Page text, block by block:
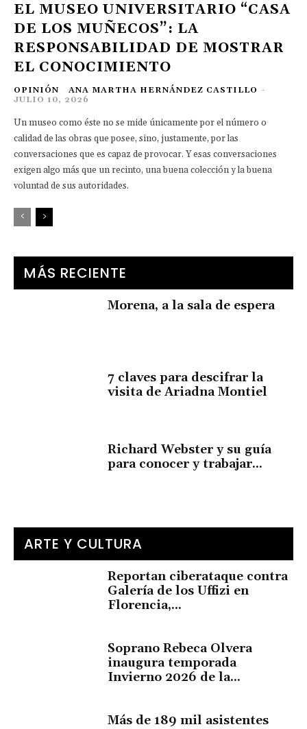
EL MUSEO UNIVERSITARIO “CASA
DE LOS MUÑECOS”: LA
RESPONSABILIDAD DE MOSTRAR
EL CONOCIMIENTO
OPINIÓN ANA MARTHA HERNÁNDEZ CASTILLO -
JULIO 10, 2026
Un museo como éste no se mide únicamente por el número o
calidad de las obras que posee, sino, justamente, por las
conversaciones que es capaz de provocar. Y esas conversaciones
exigen algo más que un recinto, una buena colección y la buena
voluntad de sus autoridades.
MÁS RECIENTE
Morena, a la sala de espera
7 claves para descifrar la
visita de Ariadna Montiel
Richard Webster y su guía
para conocer y trabajar...
ARTE Y CULTURA
Reportan ciberataque contra
Galería de los Uffizi en
Florencia,...
Soprano Rebeca Olvera
inaugura temporada
Invierno 2026 de la...
Más de 189 mil asistentes